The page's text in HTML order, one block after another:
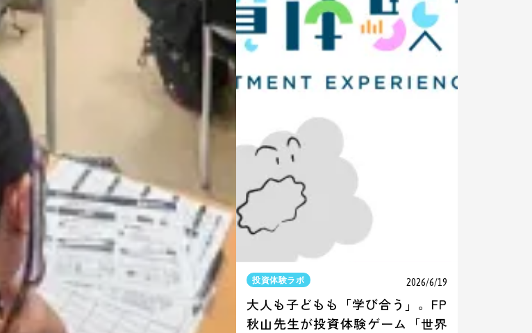
投資体験ラボ 2026/6/19
大人も子どもも「学び合う」。FP
秋山先生が投資体験ゲーム「世界